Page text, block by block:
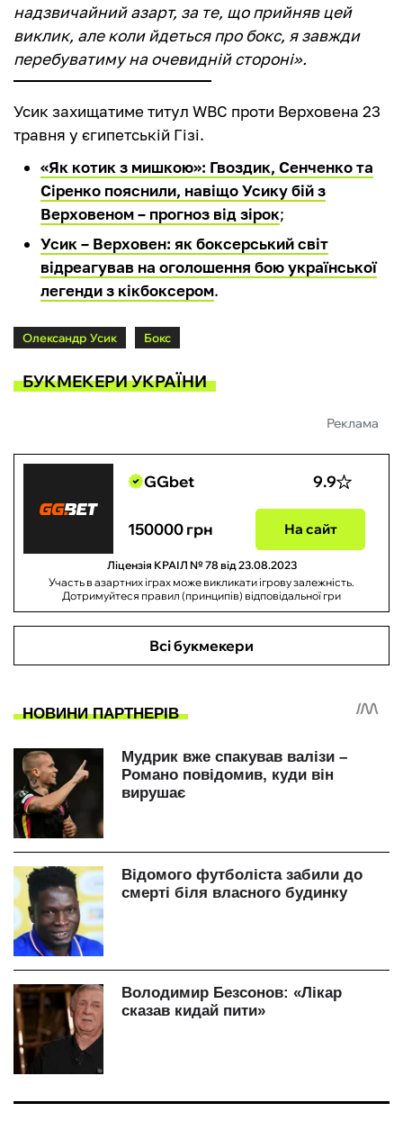
надзвичайний азарт, за те, що прийняв цей
виклик, але коли йдеться про бокс, я завжди
перебуватиму на очевидній стороні».
Усик захищатиме титул WBC проти Верховена 23
травня у єгипетській Гізі.
«Як котик з мишкою»: Гвоздик, Сенченко та
Сіренко пояснили, навіщо Усику бій з
Верховеном – прогноз від зірок;
Усик – Верховен: як боксерський світ
відреагував на оголошення бою української
легенди з кікбоксером.
Олександр Усик Бокс
БУКМЕКЕРИ УКРАЇНИ
Реклама
GGbet 9.9
150000 грн На сайт
Ліцензія КРАІЛ № 78 від 23.08.2023
Участь в азартних іграх може викликати ігрову залежність.
Дотримуйтеся правил (принципів) відповідальної гри
Всі букмекери